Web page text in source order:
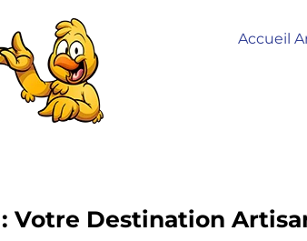
Accueil
: Votre Destination